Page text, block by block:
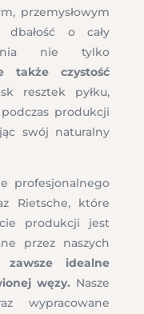
przemysłowym
dbałość o cały
nie tylko
także czystość
resztek pyłku,
produkcji
swój naturalny
profesjonalnego
Rietsche, które
produkcji jest
przez naszych
zawsze idealne
węzy. Nasze
wypracowane